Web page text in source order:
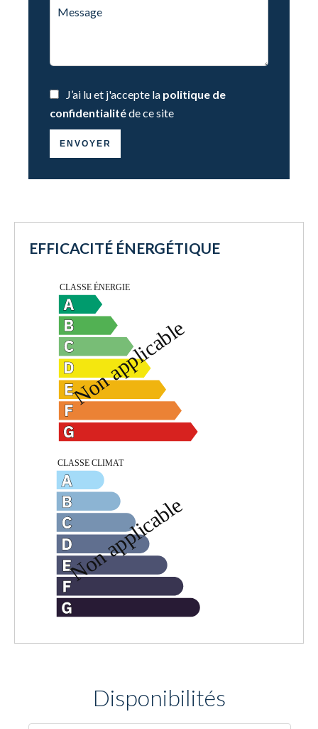
J’ai lu et j'accepte la politique de
confidentialitéde ce site
ENVOYER
EFFICACITÉ ÉNERGÉTIQUE
Disponibilités